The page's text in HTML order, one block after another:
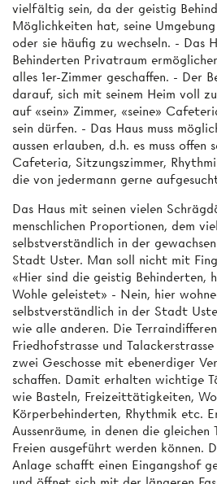
vielfältig sein, da der geistig
Möglichkeiten hat, seine
oder sie häufig zu wechseln. - Das
Behinderten Privatraum
alles 1er-Zimmer geschaffen. - Der
darauf, sich mit seinem Heim voll
auf «sein» Zimmer, «seine»
sein dürfen. - Das Haus muss
aussen erlauben, d.h. es muss offen
Cafeteria, Sitzungszimmer,
die von jedermann gerne
Das Haus mit seinen vielen
menschlichen Proportionen, dem
selbstverständlich in der
Stadt Uster. Man soll nicht mit
«Hier sind die geistig Behinderten,
Wohle geleistet» - Nein, hier
selbstverständlich in der Stadt
wie alle anderen. Die
Friedhofstrasse und
zwei Geschosse mit ebenerdiger
schaffen. Damit erhalten wichtige
wie Basteln, Freizeittätigkeiten,
Körperbehinderten, Rhythmik etc.
Aussenräume, in denen die
Freien ausgeführt werden können.
Anlage schafft einen Eingangshof